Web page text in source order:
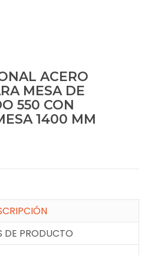
ACERO
MESA DE
550 CON
1400 MM
DE PRODUCTO